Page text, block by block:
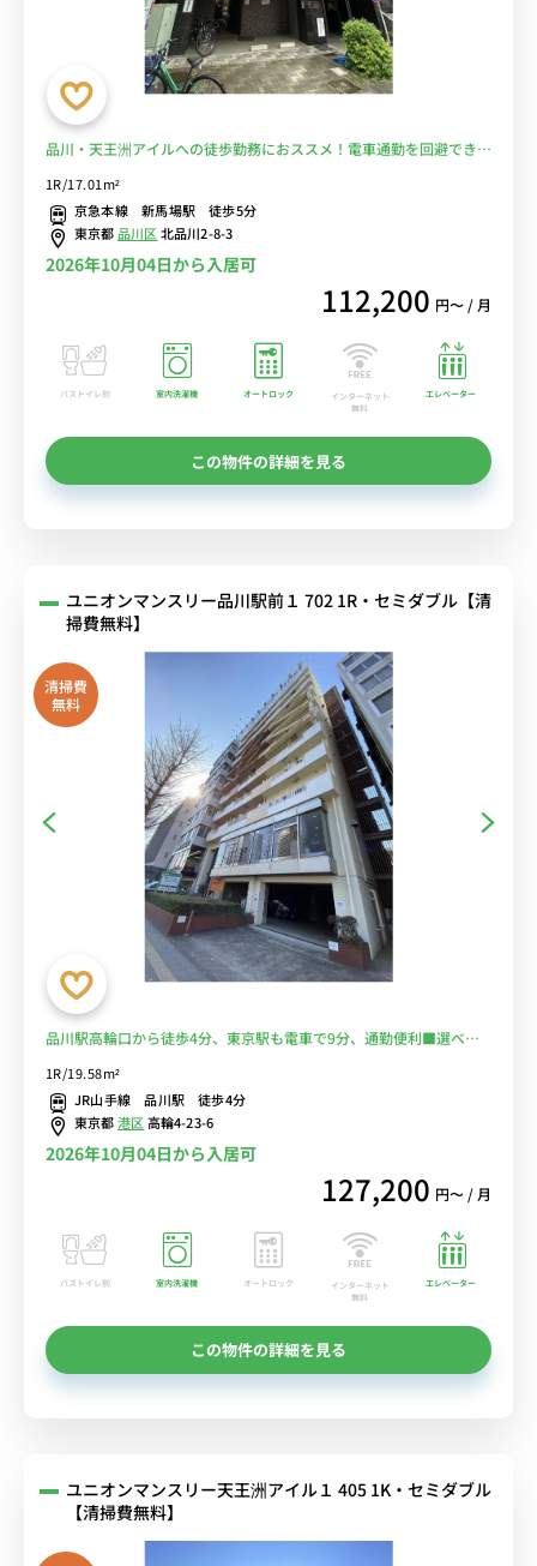
品川・天王洲アイルへの徒歩勤務におススメ！電車通勤を回避できま
す。スーパー徒歩1分■選べるWi-Fi格安レンタル中！
1R/17.01m²
京急本線 新馬場駅 徒歩5分
東京都品川区北品川2-8-3
2026年10月04日から入居可
112,200 円〜 / 月
バストイレ別 室内洗濯機 オートロック
インターネット
無料
エレベーター
この物件の詳細を見る
ユニオンマンスリー品川駅前１ 702 1R・セミダブル【清
掃費無料】
清掃費
無料
品川駅高輪口から徒歩4分、東京駅も電車で9分、通勤便利■選べる
1R/19.58m²
JR山手線 品川駅 徒歩4分
東京都港区高輪4-23-6
2026年10月04日から入居可
127,200 円〜 / 月
バストイレ別 室内洗濯機 オートロック
インターネット
無料
エレベーター
この物件の詳細を見る
ユニオンマンスリー天王洲アイル１ 405 1K・セミダブル
【清掃費無料】